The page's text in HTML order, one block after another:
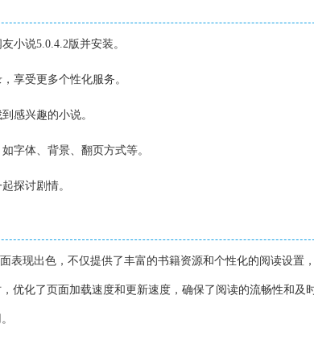
小说5.0.4.2版并安装。
享受更多个性化服务。
感兴趣的小说。
字体、背景、翻页方式等。
探讨剧情。
表现出色，不仅提供了丰富的书籍资源和个性化的阅读设置
优化了页面加载速度和更新速度，确保了阅读的流畅性和及